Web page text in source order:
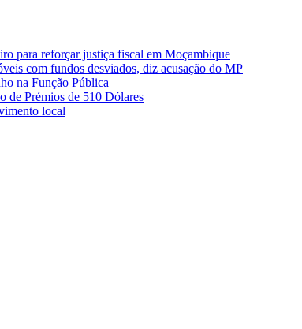
para reforçar justiça fiscal em Moçambique
com fundos desviados, diz acusação do MP
na Função Pública
de Prémios de 510 Dólares
local